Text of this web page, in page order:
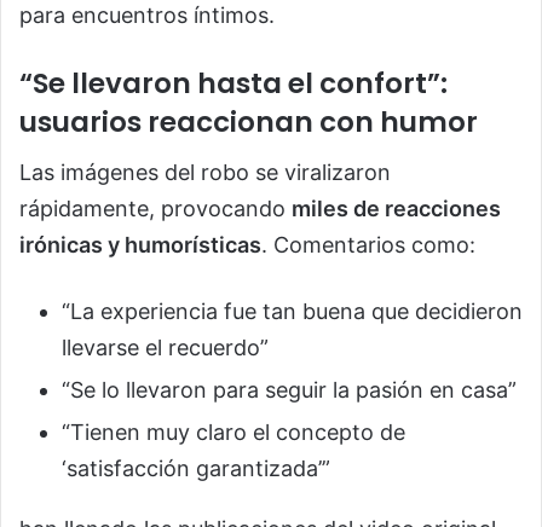
para encuentros íntimos.
“Se llevaron hasta el confort”:
usuarios reaccionan con humor
Las imágenes del robo se viralizaron
rápidamente, provocando miles de reacciones
irónicas y humorísticas. Comentarios como:
“La experiencia fue tan buena que decidieron
llevarse el recuerdo”
“Se lo llevaron para seguir la pasión en casa”
“Tienen muy claro el concepto de
‘satisfacción garantizada’”